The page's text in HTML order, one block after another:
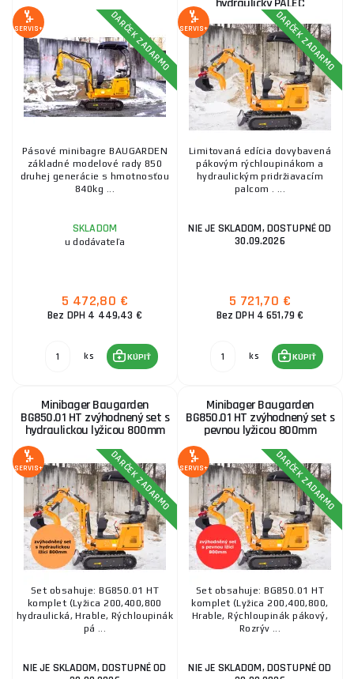
SERVIS+ DARČEK ZADARMO
Pásové minibagre BAUGARDEN
základné modelové rady 850
druhej generácie s hmotnosťou
840kg ...
SKLADOM
u dodávateľa
5 472,80 €
Bez DPH 4 449,43 €
ks KÚPIŤ
hydraulický PALEC
SERVIS+ DARČEK ZADARMO
Limitovaná edícia dovybavená
pákovým rýchloupinákom a
hydraulickým pridržiavacím
palcom . ...
NIE JE SKLADOM, DOSTUPNÉ OD
30.09.2026
5 721,70 €
Bez DPH 4 651,79 €
ks KÚPIŤ
Minibager Baugarden
BG850.01 HT zvýhodnený set s
hydraulickou lyžicou 800mm
SERVIS+ DARČEK ZADARMO
Set obsahuje: BG850.01 HT
komplet (Lyžica 200,400,800
hydraulická, Hrable, Rýchloupinák
pá ...
NIE JE SKLADOM, DOSTUPNÉ OD
Minibager Baugarden
BG850.01 HT zvýhodnený set s
pevnou lyžicou 800mm
SERVIS+ DARČEK ZADARMO
Set obsahuje: BG850.01 HT
komplet (Lyžica 200,400,800,
Hrable, Rýchloupinák pákový,
Rozrýv ...
NIE JE SKLADOM, DOSTUPNÉ OD